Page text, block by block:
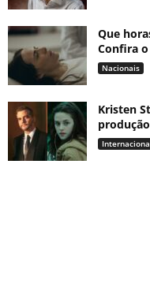
Que
Confira
Nacionais
Kristen